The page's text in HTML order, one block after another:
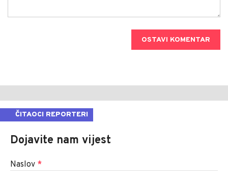
OSTAVI KOMENTAR
ČITAOCI REPORTERI
Dojavite nam vijest
Naslov *